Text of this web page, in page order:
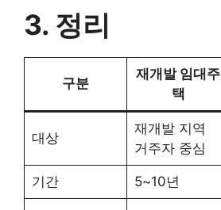
3. 정리
구분
재개발 임대주
택
대상
재개발 지역
거주자 중심
기간 5~10년